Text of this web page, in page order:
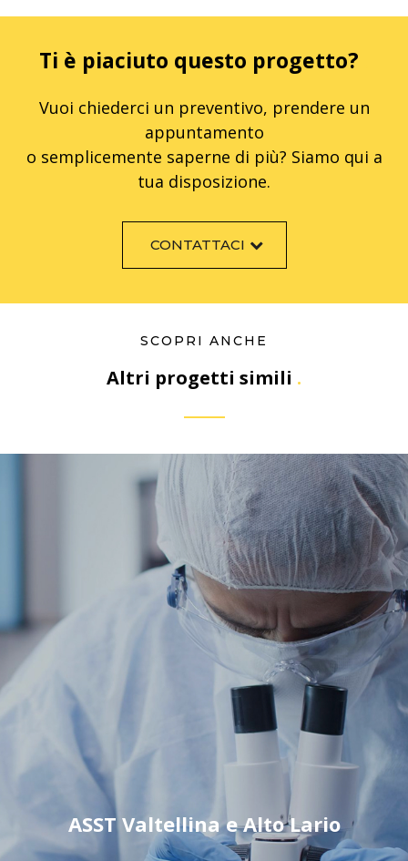
Ti è piaciuto questo progetto?
Vuoi chiederci un preventivo, prendere un
appuntamento
o semplicemente saperne di più? Siamo qui a
tua disposizione.
CONTATTACI
SCOPRI ANCHE
Altri progetti simili
ASST Valtellina e Alto Lario